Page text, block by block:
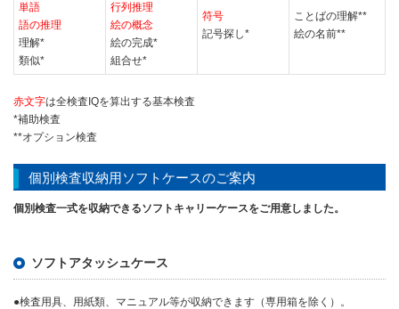
単語
語の推理
理解*
類似*
行列推理
絵の概念
絵の完成*
組合せ*
符号
記号探し*
ことばの理解**
絵の名前**
赤文字は全検査IQを算出する基本検査
*補助検査
**オプション検査
個別検査収納用ソフトケースのご案内
個別検査一式を収納できるソフトキャリーケースをご用意しました。
ソフトアタッシュケース
●検査用具、用紙類、マニュアル等が収納できます（専用箱を除く）。